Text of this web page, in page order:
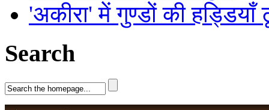
'अकीरा' में गुण्डों की हड्डियाँ
Search